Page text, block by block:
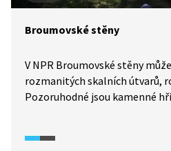
Broumovské stěny
V NPR Broumovské stěny
rozmanitých skalních útvarů,
Pozoruhodné jsou kamenné
Prohlédneme si i asi